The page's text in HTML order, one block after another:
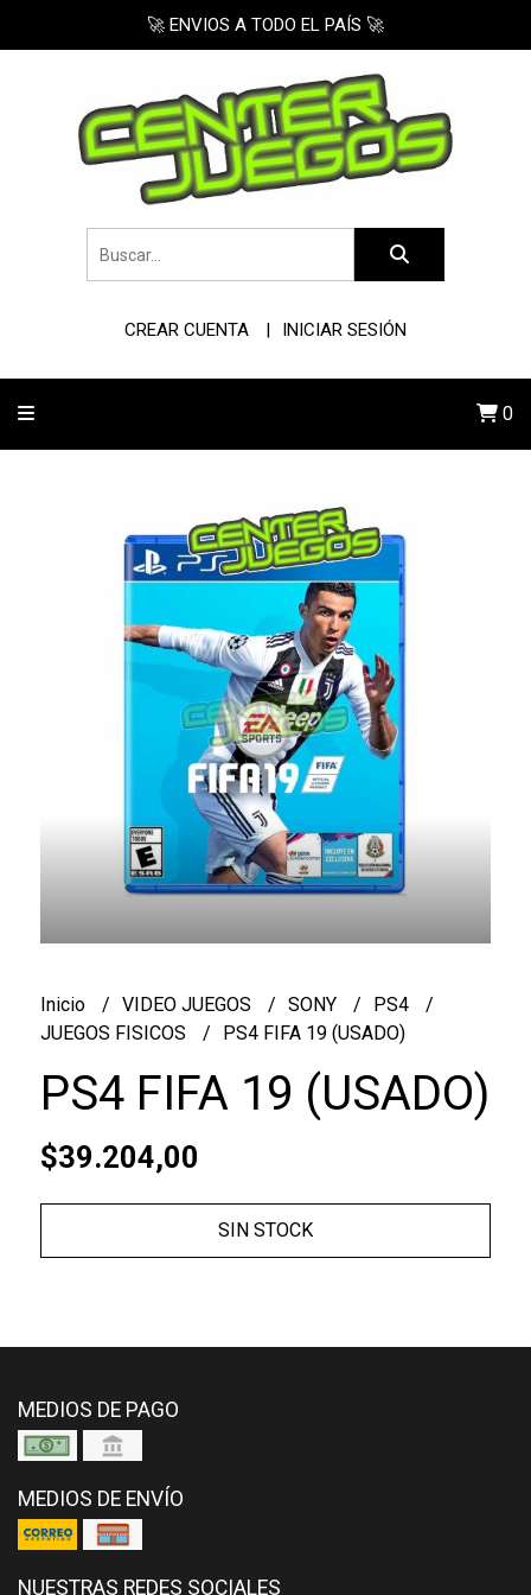
🚀 ENVIOS A TODO EL PAÍS 🚀
CREAR CUENTA INICIAR SESIÓN
0
Inicio VIDEO JUEGOS SONY
PS4
JUEGOS FISICOS
PS4 FIFA 19 (USADO)
PS4 FIFA 19 (USADO)
$39.204,00
SIN STOCK
MEDIOS DE PAGO
MEDIOS DE ENVÍO
NUESTRAS REDES SOCIALES